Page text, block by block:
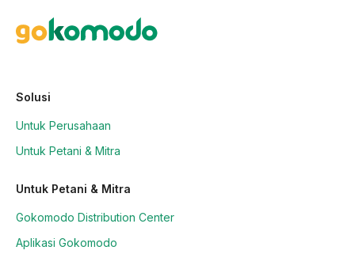
Solusi
Untuk Perusahaan
Untuk Petani & Mitra
Untuk Petani & Mitra
Gokomodo Distribution Center
Aplikasi Gokomodo